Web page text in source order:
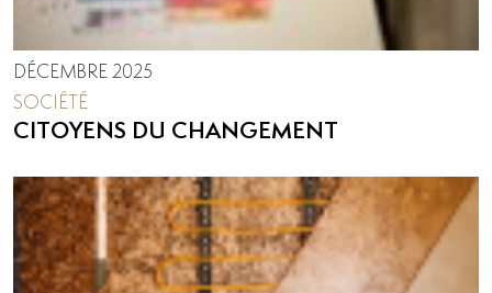
DÉCEMBRE 2025
SOCIÉTÉ
CITOYENS DU CHANGEMENT